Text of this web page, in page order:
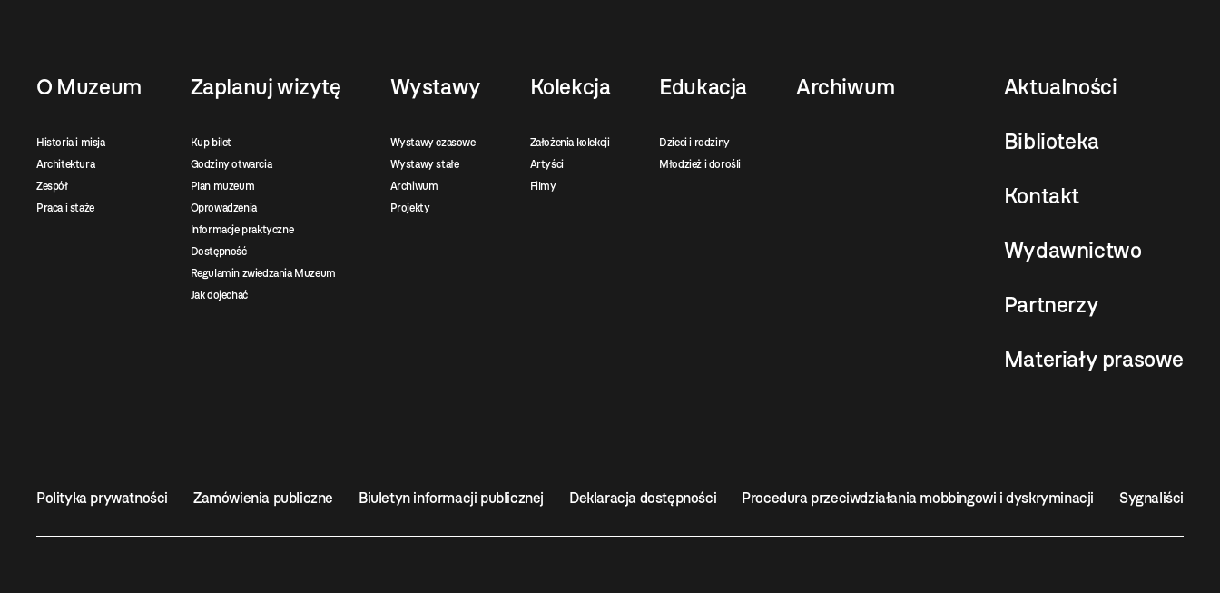
O Muzeum
Historia i misja
Architektura
Zespół
Praca i staże
Zaplanuj wizytę
Kup bilet
Godziny otwarcia
Plan muzeum
Oprowadzenia
Informacje praktyczne
Dostępność
Regulamin zwiedzania Muzeum
Jak dojechać
Wystawy
Wystawy czasowe
Wystawy stałe
Archiwum
Projekty
Kolekcja
Założenia kolekcji
Artyści
Filmy
Edukacja
Dzieci i rodziny
Młodzież i dorośli
Archiwum Aktualności
Biblioteka
Kontakt
Wydawnictwo
Partnerzy
Materiały prasowe
Polityka prywatności Zamówienia publiczne Biuletyn informacji publicznej Deklaracja dostępności Procedura przeciwdziałania mobbingowi i dyskryminacji Sygnaliści